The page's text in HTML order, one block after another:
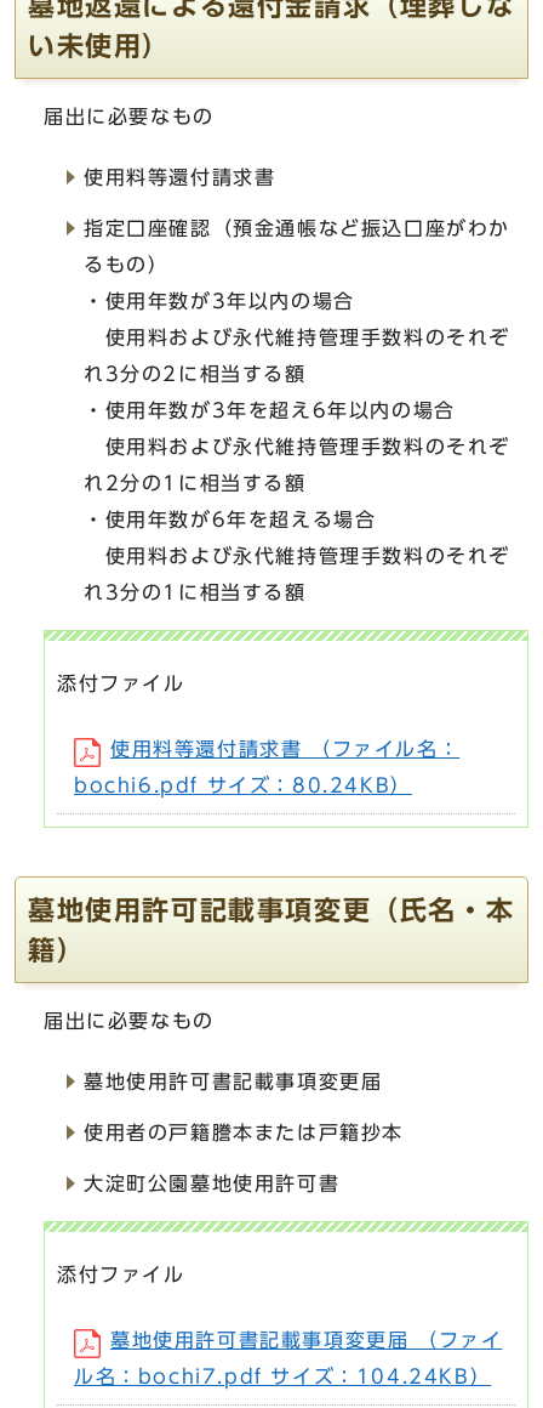
い未使用）
届出に必要なもの
使用料等還付請求書
指定口座確認（預金通帳など振込口座がわか
るもの）
・使用年数が3年以内の場合
使用料および永代維持管理手数料のそれぞ
れ3分の2に相当する額
・使用年数が3年を超え6年以内の場合
使用料および永代維持管理手数料のそれぞ
れ2分の1に相当する額
・使用年数が6年を超える場合
使用料および永代維持管理手数料のそれぞ
れ3分の1に相当する額
添付ファイル
使用料等還付請求書 （ファイル名：
bochi6.pdf サイズ：80.24KB）
墓地使用許可記載事項変更（氏名・本
籍）
届出に必要なもの
墓地使用許可書記載事項変更届
使用者の戸籍謄本または戸籍抄本
大淀町公園墓地使用許可書
添付ファイル
墓地使用許可書記載事項変更届 （ファイ
ル名：bochi7.pdf サイズ：104.24KB）